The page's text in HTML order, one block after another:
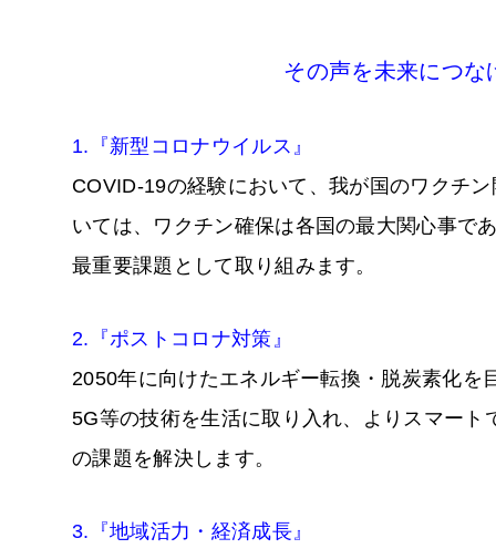
その声を未来につ
1.『新型コロナウイルス』
COVID-19の経験において、我が国のワクチ
いては、ワクチン確保は各国の最大関心事で
最重要課題として取り組みます。
2.『ポストコロナ対策』
2050年に向けたエネルギー転換・脱炭素化
5G等の技術を生活に取り入れ、よりスマー
の課題を解決します。
3.『地域活力・経済成長』